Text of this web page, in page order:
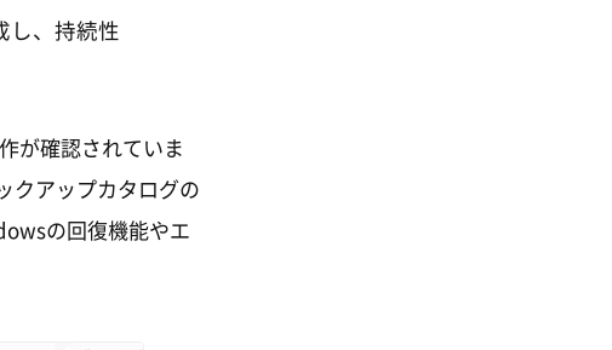
し、持続性
が確認されていま
クアップカタログの
の回復機能やエ